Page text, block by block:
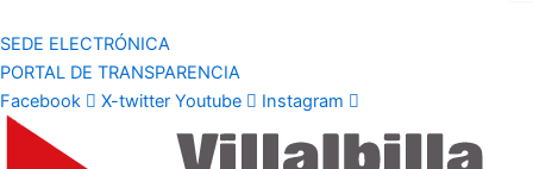
SEDE ELECTRÓNICA
PORTAL DE TRANSPARENCIA
Facebook
X-twitter Youtube Instagram